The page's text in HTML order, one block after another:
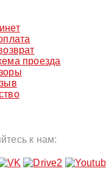
проезда
к нам: